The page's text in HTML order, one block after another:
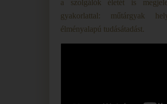
a szolgálók életét is
gyakorlattal: műtárgyak
élményalapú tudásátadást.